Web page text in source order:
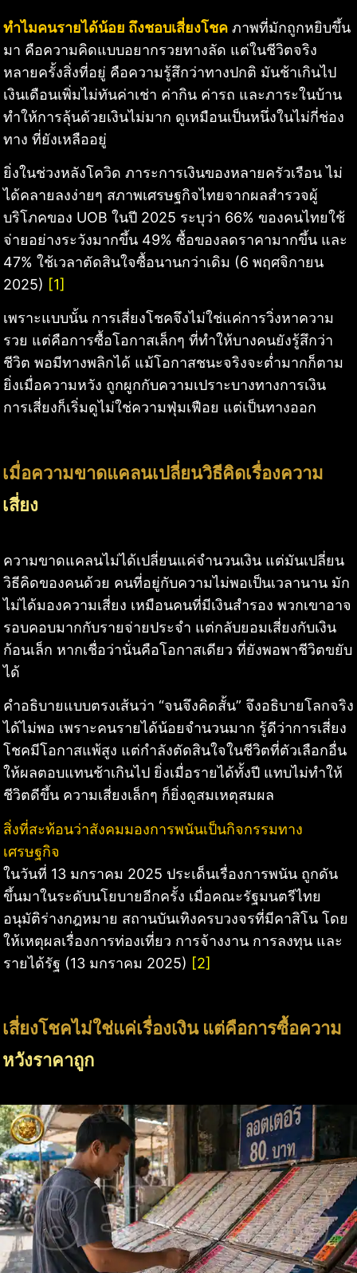
ทำไมคนรายได้น้อย ถึงชอบเสี่ยงโชค ภาพที่มักถูกหยิบขึ้น
มา คือความคิดแบบอยากรวยทางลัด แต่ในชีวิตจริง
หลายครั้งสิ่งที่อยู่ คือความรู้สึกว่าทางปกติ มันช้าเกินไป
เงินเดือนเพิ่มไม่ทันค่าเช่า ค่ากิน ค่ารถ และภาระในบ้าน
ทำให้การลุ้นด้วยเงินไม่มาก ดูเหมือนเป็นหนึ่งในไม่กี่ช่อง
ทาง ที่ยังเหลืออยู่
ยิ่งในช่วงหลังโควิด ภาระการเงินของหลายครัวเรือน ไม่
ได้คลายลงง่ายๆ สภาพเศรษฐกิจไทยจากผลสำรวจผู้
บริโภคของ UOB ในปี 2025 ระบุว่า 66% ของคนไทยใช้
จ่ายอย่างระวังมากขึ้น 49% ซื้อของลดราคามากขึ้น และ
47% ใช้เวลาตัดสินใจซื้อนานกว่าเดิม (6 พฤศจิกายน
2025) [1]
เพราะแบบนั้น การเสี่ยงโชคจึงไม่ใช่แค่การวิ่งหาความ
รวย แต่คือการซื้อโอกาสเล็กๆ ที่ทำให้บางคนยังรู้สึกว่า
ชีวิต พอมีทางพลิกได้ แม้โอกาสชนะจริงจะต่ำมากก็ตาม
ยิ่งเมื่อความหวัง ถูกผูกกับความเปราะบางทางการเงิน
การเสี่ยงก็เริ่มดูไม่ใช่ความฟุ่มเฟือย แต่เป็นทางออก
เมื่อความขาดแคลนเปลี่ยนวิธีคิดเรื่องความ
เสี่ยง
ความขาดแคลนไม่ได้เปลี่ยนแค่จำนวนเงิน แต่มันเปลี่ยน
วิธีคิดของคนด้วย คนที่อยู่กับความไม่พอเป็นเวลานาน มัก
ไม่ได้มองความเสี่ยง เหมือนคนที่มีเงินสำรอง พวกเขาอาจ
รอบคอบมากกับรายจ่ายประจำ แต่กลับยอมเสี่ยงกับเงิน
ก้อนเล็ก หากเชื่อว่านั่นคือโอกาสเดียว ที่ยังพอพาชีวิตขยับ
ได้
คำอธิบายแบบตรงเส้นว่า “จนจึงคิดสั้น” จึงอธิบายโลกจริง
ได้ไม่พอ เพราะคนรายได้น้อยจำนวนมาก รู้ดีว่าการเสี่ยง
โชคมีโอกาสแพ้สูง แต่กำลังตัดสินใจในชีวิตที่ตัวเลือกอื่น
ให้ผลตอบแทนช้าเกินไป ยิ่งเมื่อรายได้ทั้งปี แทบไม่ทำให้
ชีวิตดีขึ้น ความเสี่ยงเล็กๆ ก็ยิ่งดูสมเหตุสมผล
สิ่งที่สะท้อนว่าสังคมมองการพนันเป็นกิจกรรมทาง
เศรษฐกิจ
ในวันที่ 13 มกราคม 2025 ประเด็นเรื่องการพนัน ถูกดัน
ขึ้นมาในระดับนโยบายอีกครั้ง เมื่อคณะรัฐมนตรีไทย
อนุมัติร่างกฎหมาย สถานบันเทิงครบวงจรที่มีคาสิโน โดย
ให้เหตุผลเรื่องการท่องเที่ยว การจ้างงาน การลงทุน และ
รายได้รัฐ (13 มกราคม 2025) [2]
เสี่ยงโชคไม่ใช่แค่เรื่องเงิน แต่คือการซื้อความ
หวังราคาถูก